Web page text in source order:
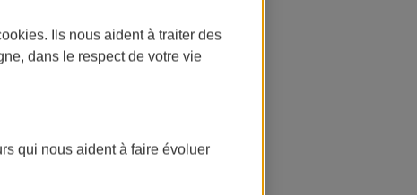
. Ils nous aident à traiter des
dans le respect de votre vie
qui nous aident à faire évoluer